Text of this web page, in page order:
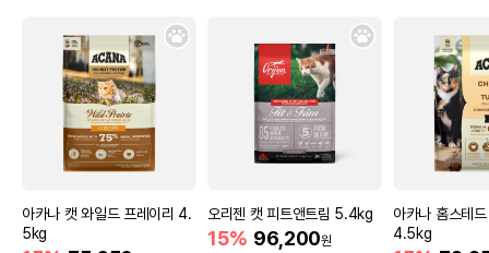
아카나 캣 와일드 프레이리 4.
5kg
오리젠 캣 피트앤트림 5.4kg
15% 96,200원
아카나 홈스테
4.5kg